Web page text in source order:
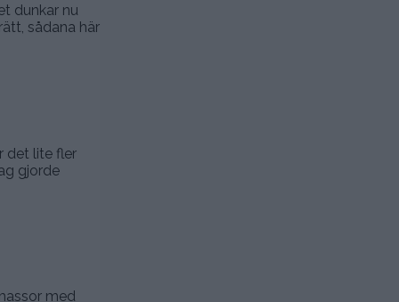
dunkar nu
sådana här
det lite fler
gjorde
med